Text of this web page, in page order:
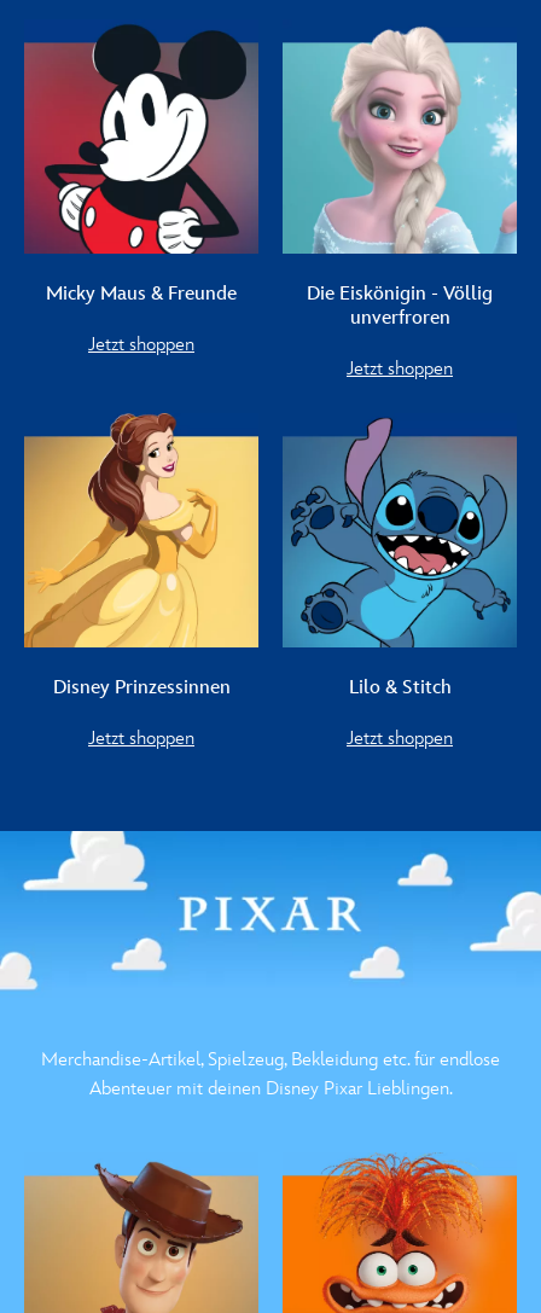
Micky Maus & Freunde
Jetzt shoppen
Die Eiskönigin - Völlig
unverfroren
Jetzt shoppen
Disney Prinzessinnen
Jetzt shoppen
Lilo & Stitch
Jetzt shoppen
Merchandise-Artikel, Spielzeug, Bekleidung etc. für endlose
Abenteuer mit deinen Disney Pixar Lieblingen.